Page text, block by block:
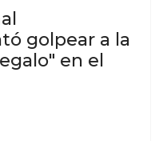
golpear a la
en el